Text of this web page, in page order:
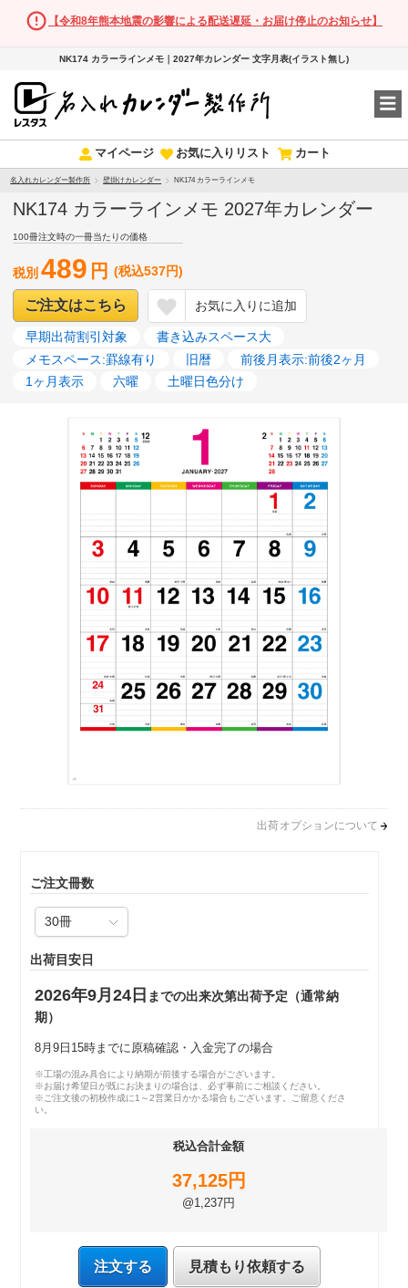
【令和8年熊本地震の影響による配送遅延・お届け停止のお知らせ】
NK174 カラーラインメモ｜2027年カレンダー 文字月表(イラスト無し)
マイページ お気に入りリスト カート
名入れカレンダー製作所 壁掛けカレンダー NK174 カラーラインメモ
NK174 カラーラインメモ 2027年カレンダー
100冊注文時の一冊当たりの価格
税別489 円 (税込537円)
ご注文はこちら お気に入りに追加
早期出荷割引対象
書き込みスペース大
メモスペース:罫線有り
旧暦
前後月表示:前後2ヶ月
1ヶ月表示
六曜 土曜日色分け
出荷オプションについて
ご注文冊数
出荷目安日
2026年9月24日 までの出来次第出荷予定（通常納
期）
8月9日15時までに原稿確認・入金完了の場合
※工場の混み具合により納期が前後する場合がございます。
※お届け希望日が既にお決まりの場合は、必ず事前にご相談ください。
※ご注文後の初校作成に1～2営業日かかる場合もございます。ご留意くださ
い。
税込合計金額
37,125円
@1,237円
注文する 見積もり依頼する